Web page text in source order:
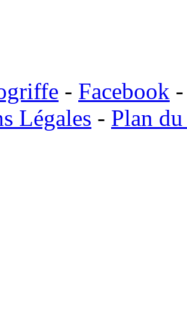
- Facebook
Légales - Plan